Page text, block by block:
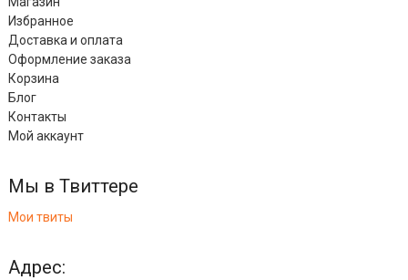
Избранное
Доставка и оплата
Оформление заказа
Корзина
Блог
Контакты
Мой аккаунт
Мы в Твиттере
Мои твиты
Адрес: